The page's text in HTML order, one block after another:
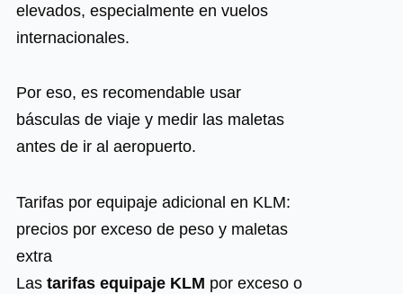
elevados, especialmente en vuelos
internacionales.
Por eso, es recomendable usar
básculas de viaje y medir las maletas
antes de ir al aeropuerto.
Tarifas por equipaje adicional en KLM:
precios por exceso de peso y maletas
extra
Las tarifas equipaje KLM por exceso o